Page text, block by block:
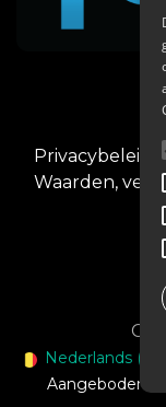
Privacybeleid
Waarden,
Nederlands (BE)
Aangeboden